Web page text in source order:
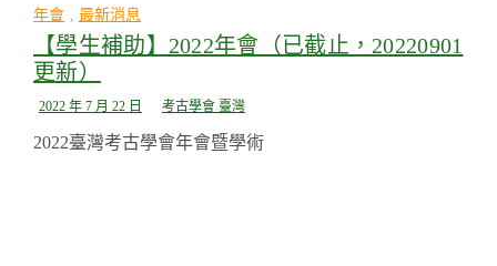
年會 最新消息
【學生補助】2022年會（已截止，20220901
更新）
2022 年 7 月 22 日 考古學會 臺灣
2022臺灣考古學會年會暨學術